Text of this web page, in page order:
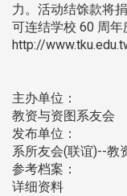
力。活动结馀款将
可连结学校 60 周
http://
主办单位：
教资与资图系友会
发布单位：
系所友会(联谊)--教
参考档案：
详细资料